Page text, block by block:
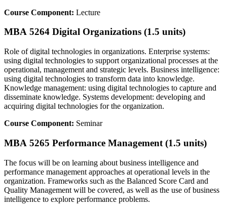
Course Component: Lecture
MBA 5264 Digital Organizations (1.5 units)
Role of digital technologies in organizations. Enterprise systems:
using digital technologies to support organizational processes at the
operational, management and strategic levels. Business intelligence:
using digital technologies to transform data into knowledge.
Knowledge management: using digital technologies to capture and
disseminate knowledge. Systems development: developing and
acquiring digital technologies for the organization.
Course Component: Seminar
MBA 5265 Performance Management (1.5 units)
The focus will be on learning about business intelligence and
performance management approaches at operational levels in the
organization. Frameworks such as the Balanced Score Card and
Quality Management will be covered, as well as the use of business
intelligence to explore performance problems.